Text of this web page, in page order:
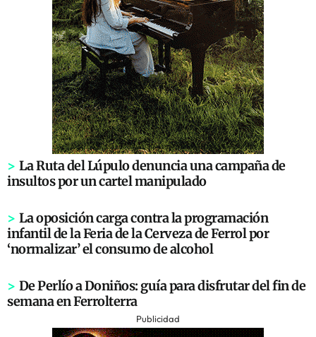
> La Ruta del Lúpulo denuncia una campaña de
insultos por un cartel manipulado
> La oposición carga contra la programación
infantil de la Feria de la Cerveza de Ferrol por
‘normalizar’ el consumo de alcohol
> De Perlío a Doniños: guía para disfrutar del fin de
semana en Ferrolterra
Publicidad